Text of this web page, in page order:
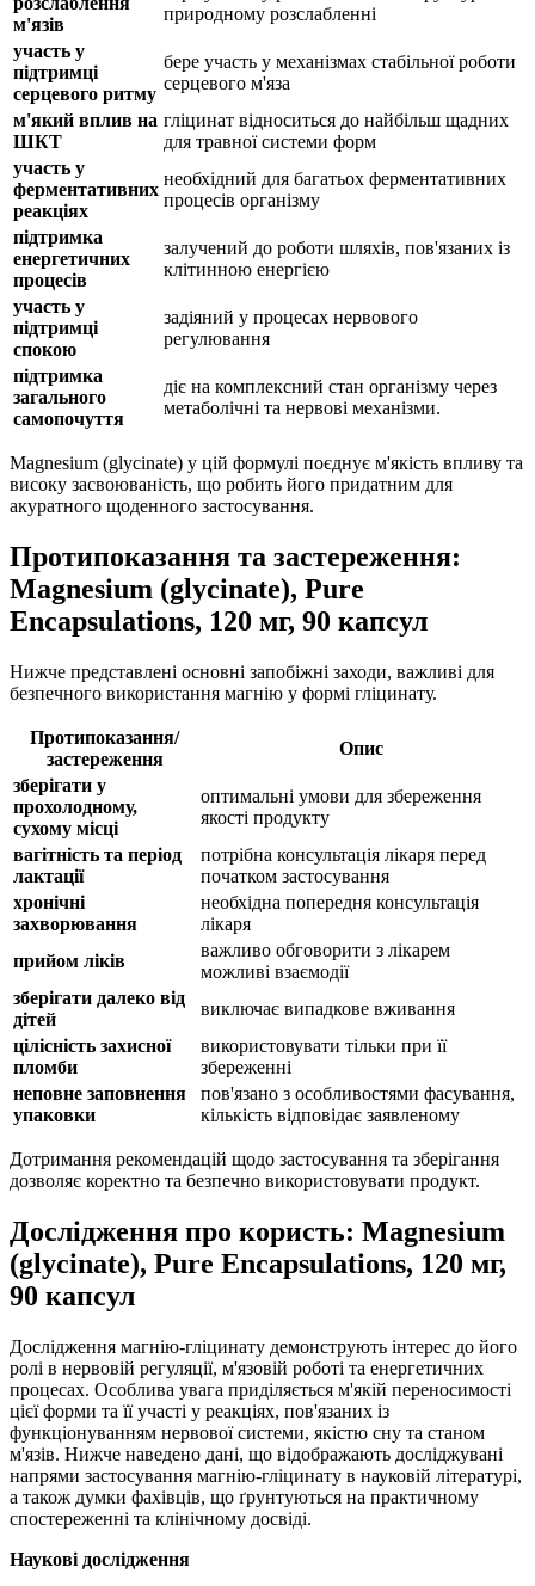
м'язів
природному розслабленні
участь у
підтримці
серцевого ритму
бере участь у механізмах стабільної роботи
серцевого м'яза
м'який вплив на
ШКТ
гліцинат відноситься до найбільш щадних
для травної системи форм
участь у
ферментативних
реакціях
необхідний для багатьох ферментативних
процесів організму
підтримка
енергетичних
процесів
залучений до роботи шляхів, пов'язаних із
клітинною енергією
участь у
підтримці
спокою
задіяний у процесах нервового
регулювання
підтримка
загального
самопочуття
діє на комплексний стан організму через
метаболічні та нервові механізми.
Magnesium (glycinate) у цій формулі поєднує м'якість впливу та
високу засвоюваність, що робить його придатним для
акуратного щоденного застосування.
Протипоказання та застереження:
Magnesium (glycinate), Pure
Encapsulations, 120 мг, 90 капсул
Нижче представлені основні запобіжні заходи, важливі для
безпечного використання магнію у формі гліцинату.
Протипоказання/
застереження
Опис
зберігати у
прохолодному,
сухому місці
оптимальні умови для збереження
якості продукту
вагітність та період
лактації
потрібна консультація лікаря перед
початком застосування
хронічні
захворювання
необхідна попередня консультація
лікаря
прийом ліків
важливо обговорити з лікарем
можливі взаємодії
зберігати далеко від
дітей
виключає випадкове вживання
цілісність захисної
пломби
використовувати тільки при її
збереженні
неповне заповнення
упаковки
пов'язано з особливостями фасування,
кількість відповідає заявленому
Дотримання рекомендацій щодо застосування та зберігання
дозволяє коректно та безпечно використовувати продукт.
Дослідження про користь: Magnesium
(glycinate), Pure Encapsulations, 120 мг,
90 капсул
Дослідження магнію-гліцинату демонструють інтерес до його
ролі в нервовій регуляції, м'язовій роботі та енергетичних
процесах. Особлива увага приділяється м'якій переносимості
цієї форми та її участі у реакціях, пов'язаних із
функціонуванням нервової системи, якістю сну та станом
м'язів. Нижче наведено дані, що відображають досліджувані
напрями застосування магнію-гліцинату в науковій літературі,
а також думки фахівців, що ґрунтуються на практичному
спостереженні та клінічному досвіді.
Наукові дослідження